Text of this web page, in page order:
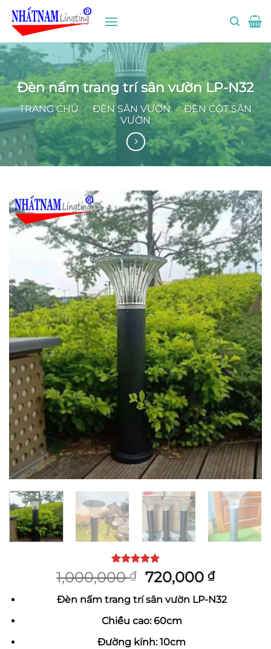
qua
dung
Đèn nấm trang trí sân vườn LP-N32
TRANG CHỦ / ĐÈN SÂN VƯỜN / ĐÈN CỘT SÂN
VƯỜN
5trên 5
dựa trên
1
1,000,000₫
Giá
gốc
là:
1,000,000 ₫.
720,000 ₫Giá
hiện
tại
Đèn nấm trang trí sân vườn LP-N32
Chiều cao: 60cm
Đường kính: 10cm